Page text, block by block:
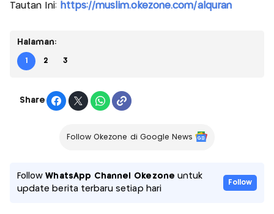
Tautan Ini: https://muslim.okezone.com/alquran
Halaman:
1 2 3
Share
Follow Okezone di Google News
FollowWhatsApp Channel Okezone untuk
update berita terbaru setiap hari
Follow